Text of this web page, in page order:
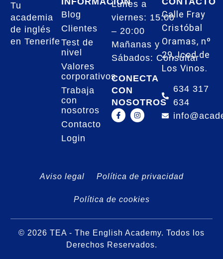
Tu
academia
de inglés
en Tenerife
Blog
Clientes
Test de
nivel
Valores
corporativos
Trabaja
con
nosotros
Contacto
Login
Lunes a
viernes: 15:00
– 20:00
Mañanas y
Sábados: Consultar
CONECTA
CON
NOSOTROS
Calle Fray
Cristóbal
Oramas, nº
29, Icod de
Los Vinos.
634 317
634
Aviso legal Política de privacidad
Política de cookies
© 2026 TEA - The English Academy. Todos los
Derechos Reservados.